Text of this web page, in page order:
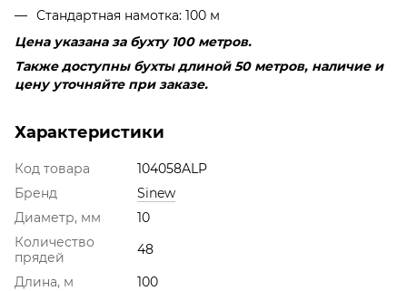
Стандартная намотка: 100 м
Цена указана за бухту 100 метров.
Также доступны бухты длиной 50 метров, наличие и
цену уточняйте при заказе.
Характеристики
Код товара
104058ALP
Бренд
Sinew
Диаметр, мм
10
Количество
прядей
48
Длина, м
100